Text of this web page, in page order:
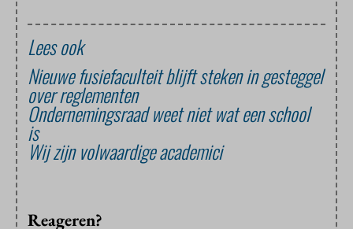
Lees ook
Nieuwe fusiefaculteit blijft steken in gesteggel
over reglementen
Ondernemingsraad weet niet wat een school
is
Wij zijn volwaardige academici
Reageren?